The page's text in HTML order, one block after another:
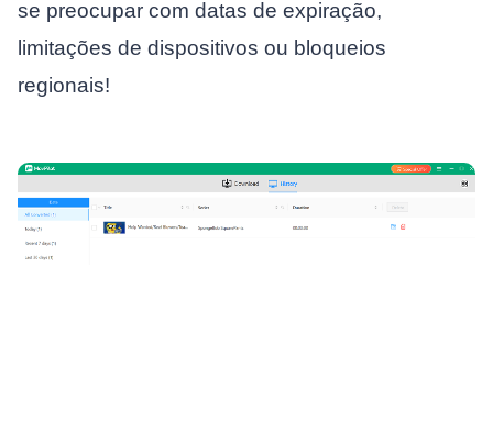
se preocupar com datas de expiração,
limitações de dispositivos ou bloqueios
regionais!